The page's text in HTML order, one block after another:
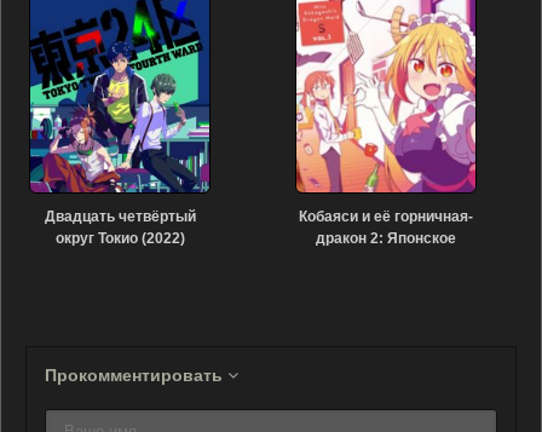
Двадцать четвёртый
округ Токио (2022)
Кобаяси и её горничная-
дракон 2: Японское
Прокомментировать